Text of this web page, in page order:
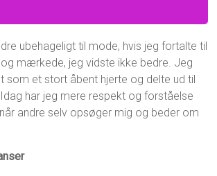
ubehageligt til mode, hvis jeg fortalte til
mærkede, jeg vidste ikke bedre. Jeg
som et stort åbent hjerte og delte ud til
har jeg mere respekt og forståelse
andre selv opsøger mig og beder om